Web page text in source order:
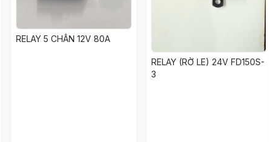
RELAY 5 CHÂN 12V 80A
RELAY (RỜ LE) 24V FD150S-
3